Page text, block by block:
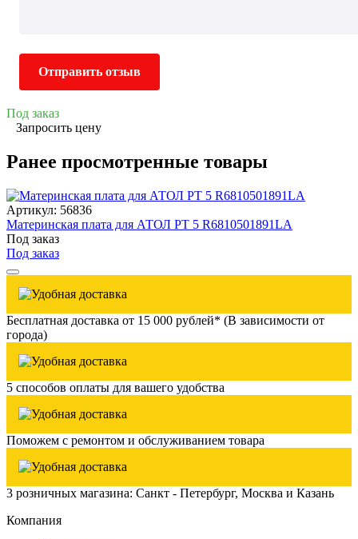
Отправить отзыв
Под заказ
Запросить цену
Ранее просмотренные товары
Артикул: 56836
Материнская плата для АТОЛ PT 5 R6810501891LA
Под заказ
Под заказ
Бесплатная доставка от 15 000 рублей* (В зависимости от
города)
5 способов оплаты для вашего удобства
Поможем с ремонтом и обслуживанием товара
3 розничных магазина: Санкт - Петербург, Москва и Казань
Компания